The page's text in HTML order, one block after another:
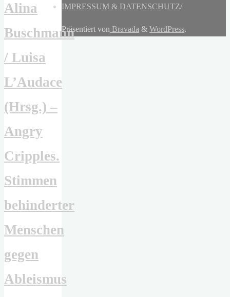
Alina
Buschmann
/ Luisa
L’Audace
(Hrsg.) –
Angry
Cripples.
Stimmen
behinderter
Menschen
gegen
Ableismus
IMPRESSUM & DATENSCHUTZ/
Präsentiert von Bravada & WordPress.